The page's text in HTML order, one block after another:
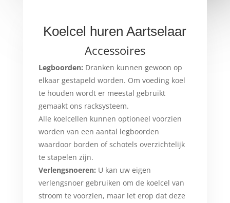
Koelcel huren Aartselaar
Accessoires
Legboorden: Dranken kunnen gewoon op
elkaar gestapeld worden. Om voeding koel
te houden wordt er meestal gebruikt
gemaakt ons racksysteem.
Alle koelcellen kunnen optioneel voorzien
worden van een aantal legboorden
waardoor borden of schotels overzichtelijk
te stapelen zijn.
Verlengsnoeren: U kan uw eigen
verlengsnoer gebruiken om de koelcel van
stroom te voorzien, maar let erop dat deze